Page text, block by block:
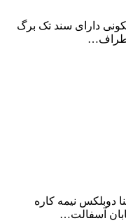
۲۰۰۰متر مسکونی دارای سند تک برگ
۷۰متر زیر بنا دوبلکس نیمه کاره
آسفالت…